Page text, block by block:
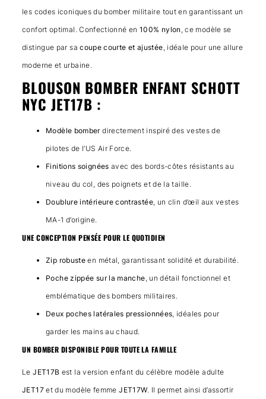
les codes iconiques du bomber militaire tout en garantissant un
confort optimal. Confectionné en100% nylon, ce modèle se
distingue par sacoupe courte et ajustée, idéale pour une allure
moderne et urbaine.
BLOUSON BOMBER ENFANT SCHOTT
NYC JET17B :
Modèle bomberdirectement inspiré des vestes de
pilotes de l’US Air Force.
Finitions soignées avec des bords-côtes résistants au
niveau du col, des poignets et de la taille.
Doublure intérieure contrastée, un clin d’œil aux vestes
MA-1 d’origine.
UNE CONCEPTION PENSÉE POUR LE QUOTIDIEN
Zip robuste en métal, garantissant solidité et durabilité.
Poche zippée sur la manche, un détail fonctionnel et
emblématique des bombers militaires.
Deux poches latérales pressionnées, idéales pour
garder les mains au chaud.
UN BOMBER DISPONIBLE POUR TOUTE LA FAMILLE
LeJET17B est la version enfant du célèbre modèle adulte
JET17et du modèle femmeJET17W. Il permet ainsi d’assortir